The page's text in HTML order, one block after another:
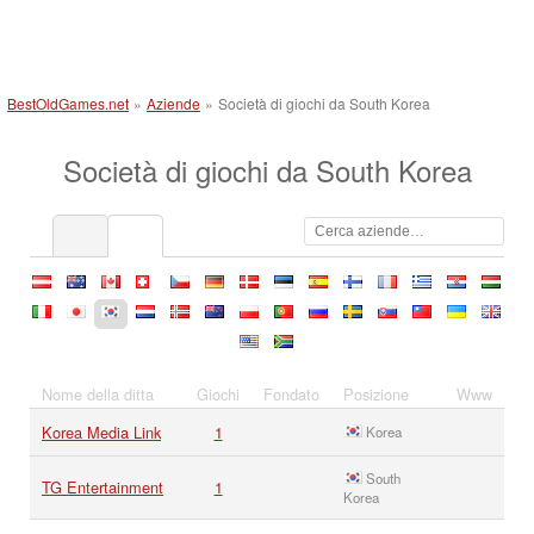
BestOldGames.net » Aziende » Società di giochi da South Korea
Società di giochi da South Korea
at au ca ch cz de dk ee es fi fr gr hr
hu
it
jp kr nl no nz pl pt ru se sk tw ua
uk
us
za
Nome della ditta Giochi Fondato Posizione
Www
Korea Media Link
1 Korea
TG Entertainment 1
South
Korea